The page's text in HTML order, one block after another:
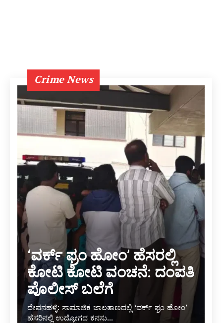
Crime News
‘ವರ್ಕ್ ಫ್ರಂ ಹೋಂ’ ಹೆಸರಲ್ಲಿ
ಕೋಟಿ ಕೋಟಿ ವಂಚನೆ: ದಂಪತಿ
ಪೊಲೀಸ್ ಬಲೆಗೆ
ದೇವನಹಳ್ಳಿ: ಸಾಮಾಜಿಕ ಜಾಲತಾಣದಲ್ಲಿ ‘ವರ್ಕ್ ಫ್ರಂ ಹೋಂ’
ಹೆಸರಿನಲ್ಲಿ ಉದ್ಯೋಗದ ಕನಸು...